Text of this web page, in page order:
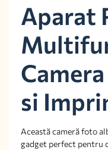
Aparat
si
Această cameră foto
gadget perfect pentru